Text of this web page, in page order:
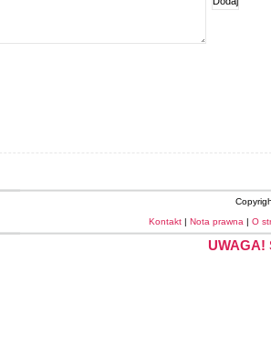
Kontakt | Nota prawna | O
UWAGA!